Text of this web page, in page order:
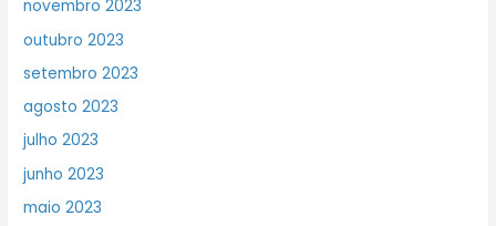
novembro 2023
outubro 2023
setembro 2023
agosto 2023
julho 2023
junho 2023
maio 2023